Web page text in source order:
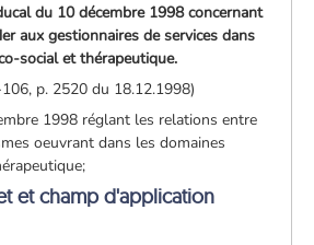
du 10 décembre 1998 concernant
aux gestionnaires de services dans
social et thérapeutique.
p. 2520 du 18.12.1998)
1998 réglant les relations entre
oeuvrant dans les domaines
et champ d'application